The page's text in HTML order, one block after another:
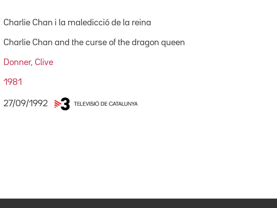
Charlie Chan i la maledicció de la reina
Charlie Chan and the curse of the dragon queen
Donner, Clive
1981
27/09/1992